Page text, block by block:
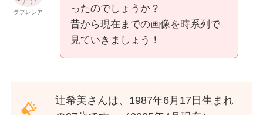
ラフレシア
ったのでしょうか？
昔から現在までの画像を時系列で
見ていきましょう！
辻希美さんは、1987年6月17日生まれ